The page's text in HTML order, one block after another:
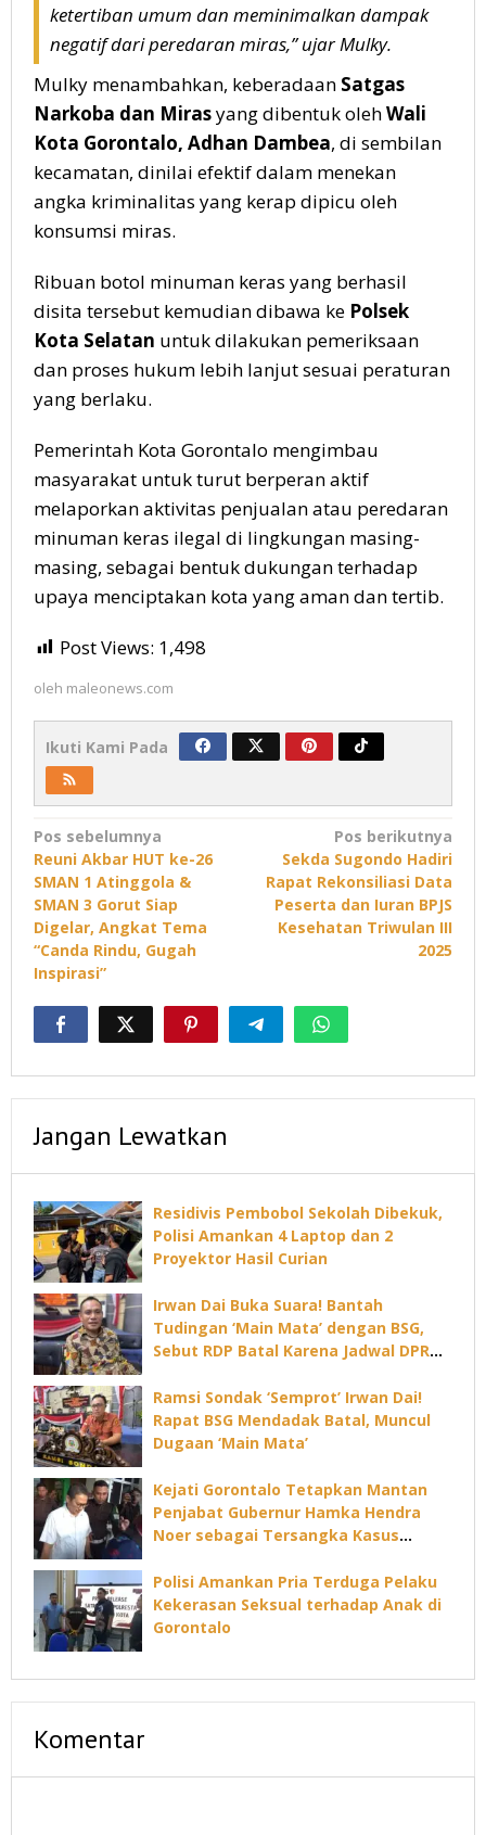
ketertiban umum dan meminimalkan dampak
negatif dari peredaran miras,” ujar Mulky.
Mulky menambahkan, keberadaan Satgas
Narkoba dan Mirasyang dibentuk olehWali
Kota Gorontalo, Adhan Dambea, di sembilan
kecamatan, dinilai efektif dalam menekan
angka kriminalitas yang kerap dipicu oleh
konsumsi miras.
Ribuan botol minuman keras yang berhasil
disita tersebut kemudian dibawa ke Polsek
Kota Selatan untuk dilakukan pemeriksaan
dan proses hukum lebih lanjut sesuai peraturan
yang berlaku.
Pemerintah Kota Gorontalo mengimbau
masyarakat untuk turut berperan aktif
melaporkan aktivitas penjualan atau peredaran
minuman keras ilegal di lingkungan masing-
masing, sebagai bentuk dukungan terhadap
upaya menciptakan kota yang aman dan tertib.
Post Views: 1,498
oleh maleonews.com
Ikuti Kami Pada
Navigasi
pos
Pos sebelumnya
Reuni Akbar HUT ke-26
SMAN 1 Atinggola &
SMAN 3 Gorut Siap
Digelar, Angkat Tema
“Canda Rindu, Gugah
Inspirasi”
Pos berikutnya
Sekda Sugondo Hadiri
Rapat Rekonsiliasi Data
Peserta dan Iuran BPJS
Kesehatan Triwulan III
2025
Jangan Lewatkan
Residivis Pembobol Sekolah Dibekuk,
Polisi Amankan 4 Laptop dan 2
Proyektor Hasil Curian
Irwan Dai Buka Suara! Bantah
Tudingan ‘Main Mata’ dengan BSG,
Sebut RDP Batal Karena Jadwal DPRD
Ramsi Sondak ‘Semprot’ Irwan Dai!
Rapat BSG Mendadak Batal, Muncul
Dugaan ‘Main Mata’
Kejati Gorontalo Tetapkan Mantan
Penjabat Gubernur Hamka Hendra
Noer sebagai Tersangka Kasus
Polisi Amankan Pria Terduga Pelaku
Kekerasan Seksual terhadap Anak di
Gorontalo
Komentar